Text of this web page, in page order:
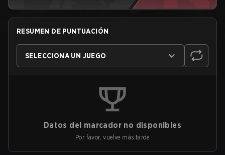
RESUMEN DE PUNTUACIÓN
SELECCIONA UN JUEGO
Datos del marcador no disponibles
Por favor, vuelve más tarde